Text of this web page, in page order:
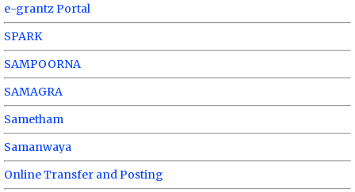
e-grantz Portal
SPARK
SAMPOORNA
SAMAGRA
Sametham
Samanwaya
Online Transfer and Posting